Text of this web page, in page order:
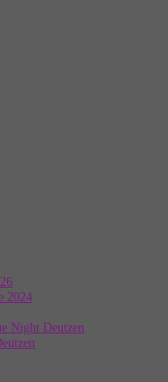
2024
Night Deutzen